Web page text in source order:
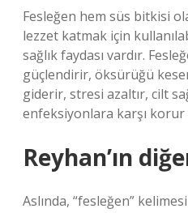
Fesleğen hem süs bitkisi
lezzet katmak için
sağlık faydası vardır.
güçlendirir, öksürüğü
giderir, stresi azaltır, cilt
enfeksiyonlara karşı korur
Reyhan’ın
Aslında, “fesleğen”